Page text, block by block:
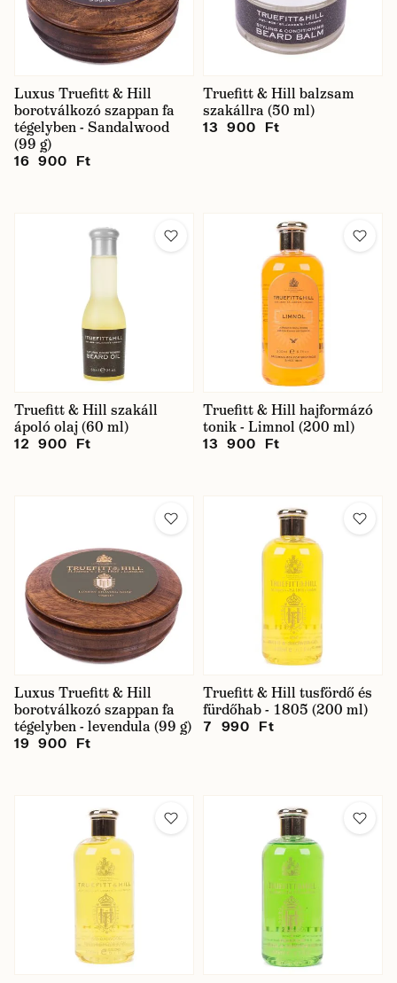
Luxus Truefitt & Hill
borotválkozó szappan fa
tégelyben - Sandalwood
(99 g)
16 900 Ft
Truefitt & Hill balzsam
szakállra (50 ml)
13 900 Ft
Truefitt & Hill szakáll
ápoló olaj (60 ml)
12 900 Ft
Truefitt & Hill hajformázó
tonik - Limnol (200 ml)
13 900 Ft
Luxus Truefitt & Hill
borotválkozó szappan fa
tégelyben - levendula (99 g)
19 900 Ft
Truefitt & Hill tusfördő és
fürdőhab - 1805 (200 ml)
7 990 Ft